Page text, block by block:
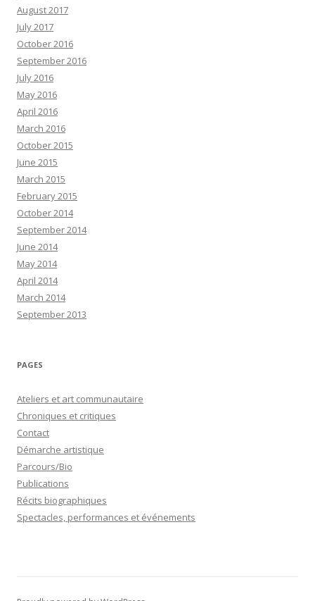
August 2017
July 2017
October 2016
September 2016
July 2016
May 2016
April 2016
March 2016
October 2015
June 2015
March 2015
February 2015
October 2014
September 2014
June 2014
May 2014
April 2014
March 2014
September 2013
PAGES
Ateliers et art communautaire
Chroniques et critiques
Contact
Démarche artistique
Parcours/Bio
Publications
Récits biographiques
Spectacles, performances et événements